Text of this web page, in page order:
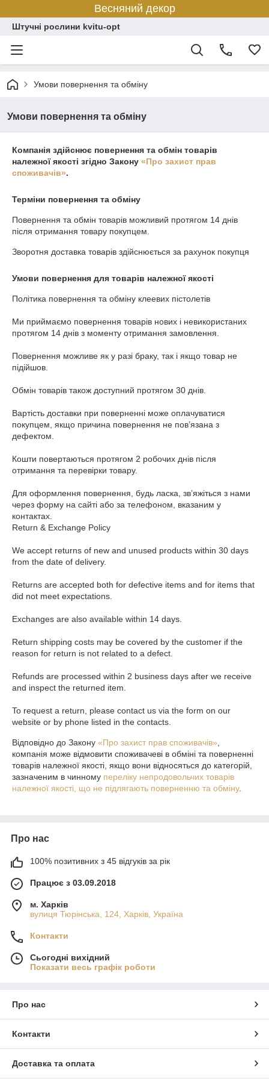
Весняний декор
Штучні рослини kvitu-opt
Умови повернення та обміну
Умови повернення та обміну
Компанія здійснює повернення та обмін товарів
належної якості згідно Закону «Про захист прав
споживачів».
Терміни повернення та обміну
Повернення та обмін товарів можливий протягом 14 днів
після отримання товару покупцем.
Зворотня доставка товарів здійснюється за рахунок покупця
Умови повернення для товарів належної якості
Політика повернення та обміну клеевих пістолетів
Ми приймаємо повернення товарів нових і невикористаних
протягом 14 днів з моменту отримання замовлення.
Повернення можливе як у разі браку, так і якщо товар не
підійшов.
Обмін товарів також доступний протягом 30 днів.
Вартість доставки при поверненні може оплачуватися
покупцем, якщо причина повернення не пов’язана з
дефектом.
Кошти повертаються протягом 2 робочих днів після
отримання та перевірки товару.
Для оформлення повернення, будь ласка, зв’яжіться з нами
через форму на сайті або за телефоном, вказаним у
контактах.
Return & Exchange Policy
We accept returns of new and unused products within 30 days
from the date of delivery.
Returns are accepted both for defective items and for items that
did not meet expectations.
Exchanges are also available within 14 days.
Return shipping costs may be covered by the customer if the
reason for return is not related to a defect.
Refunds are processed within 2 business days after we receive
and inspect the returned item.
To request a return, please contact us via the form on our
website or by phone listed in the contacts.
Відповідно до Закону «Про захист прав споживачів»
компанія може відмовити споживачеві в обміні та поверненні
товарів належної якості, якщо вони відносяться до категорій,
зазначеним в чинному переліку непродовольчих товарів
належної якості, що не підлягають поверненню та обміну.
Про нас
100% позитивних з 45 відгуків за рік
Працює з 03.09.2018
м. Харків
вулиця Тюрінська, 124, Харків, Україна
Контакти
Сьогодні вихідний
Показати весь графік роботи
Про нас
Контакти
Доставка та оплата